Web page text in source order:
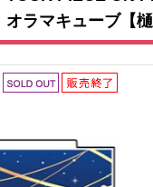
CD / Blu-ray
EVENT
その他先行受付
アイドルマスター シャイニ
テイルズ オブ シリーズ
オラマキューブ【樋